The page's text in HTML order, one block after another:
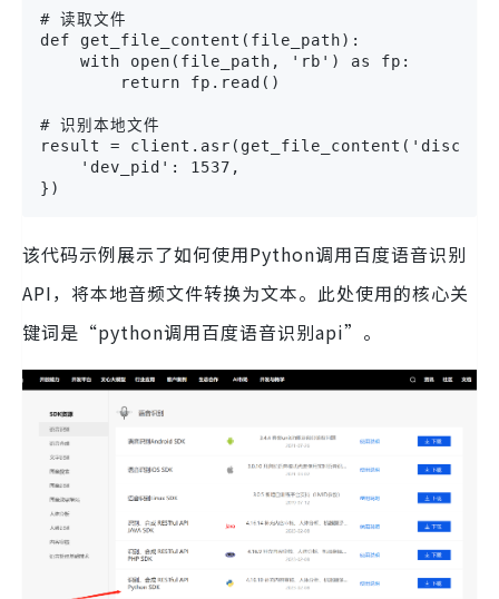
# 读取文件
def get_file_content(file_path):
    with open(file_path, 'rb') as fp:
        return fp.read()
# 识别本地文件
result =
    'dev_pid': 1537,
})
该代码示例展示了如何使用Python调用百度语音识别
API，将本地音频文件转换为文本。此处使用的核心关
键词是“python调用百度语音识别api”。